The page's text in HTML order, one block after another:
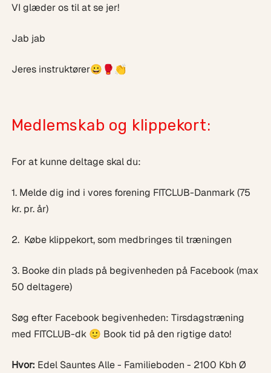
VI glæder os til at se jer!
Jab jab
Jeres instruktører😀🥊👏
Medlemskab og klippekort:
For at kunne deltage skal du:
1. Melde dig ind i vores forening FITCLUB-Danmark (75
kr. pr. år)
2. Købe klippekort, som medbringes til træningen
3. Booke din plads på begivenheden på Facebook (max
50 deltagere)
Søg efter Facebook begivenheden: Tirsdagstræning
med FITCLUB-dk 🙂 Book tid på den rigtige dato!
Hvor: Edel Sauntes Alle - Familieboden - 2100 Kbh Ø